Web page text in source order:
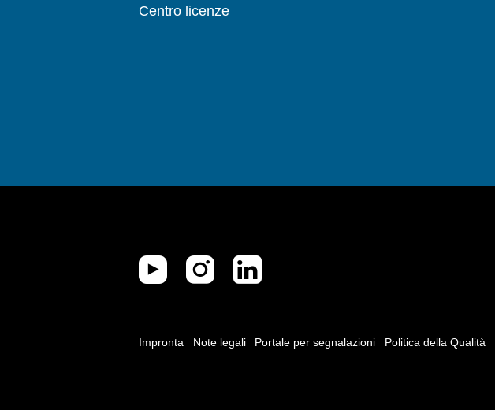
Centro licenze
Impronta Note legali Portale per segnalazioni Politica della Qualità